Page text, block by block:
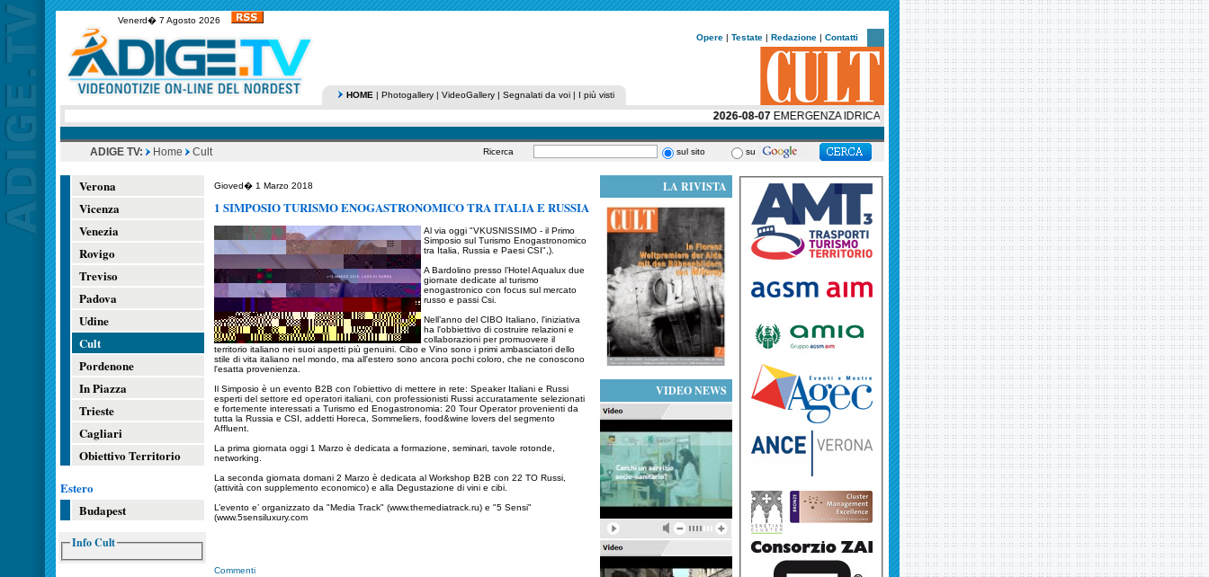
Venerd� 7 Agosto 2026
Opere | Testate | Redazione | Contatti
HOME | Photogallery | VideoGallery | Segnalati da voi | I più visti
2026-08-07EMERGENZA IDRICA, VIA LIBERA ALLO STATO DI EMERGENZA IN VENETO, MA
ADIGE TV: Home Cult Ricerca sul sito su
Verona
Vicenza
Venezia
Rovigo
Treviso
Padova
Udine
Cult
Pordenone
In Piazza
Trieste
Cagliari
Obiettivo Territorio
Estero
Budapest
Info Cult
Gioved� 1 Marzo 2018
1 SIMPOSIO TURISMO ENOGASTRONOMICO TRA ITALIA E RUSSIA
Al via oggi "VKUSNISSIMO - il Primo
Simposio sul Turismo Enogastronomico
tra Italia, Russia e Paesi CSI",).
A Bardolino presso l’Hotel Aqualux due
giornate dedicate al turismo
enogastronico con focus sul mercato
russo e passi Csi.
Nell’anno del CIBO Italiano, l'iniziativa
ha l'obbiettivo di costruire relazioni e
collaborazioni per promuovere il
territorio italiano nei suoi aspetti più genuini. Cibo e Vino sono i primi ambasciatori dello
stile di vita italiano nel mondo, ma all'estero sono ancora pochi coloro, che ne conoscono
l'esatta provenienza.
Il Simposio è un evento B2B con l'obiettivo di mettere in rete: Speaker Italiani e Russi
esperti del settore ed operatori italiani, con professionisti Russi accuratamente selezionati
e fortemente interessati a Turismo ed Enogastronomia: 20 Tour Operator provenienti da
tutta la Russia e CSI, addetti Horeca, Sommeliers, food&wine lovers del segmento
Affluent.
La prima giornata oggi 1 Marzo è dedicata a formazione, seminari, tavole rotonde,
networking.
La seconda giornata domani 2 Marzo è dedicata al Workshop B2B con 22 TO Russi,
(attività con supplemento economico) e alla Degustazione di vini e cibi.
L’evento e’ organizzato da "Media Track" (www.themediatrack.ru) e "5 Sensi"
(www.5sensiluxury.com
Commenti
LA RIVISTA
VIDEO NEWS